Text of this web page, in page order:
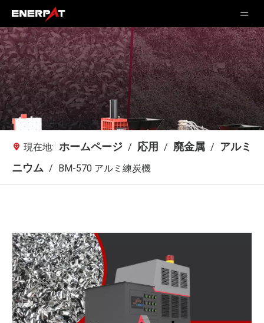
現在地: ホームページ / 応用 / 廃金属 / アルミ
ニウム / BM-570 アルミ練炭機